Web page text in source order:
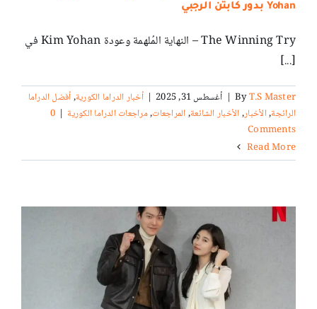
Yohan بدور كابتن الرجبي
The Winning Try – النهاية المُلهمة وعودة Kim Yohan في
[...]
ByT.S Master
| أغسطس 31, 2025 | أخبار الدراما الكورية,أفضل الدراما
الرائجة,الأخبار,الأخبار الشائعة,المراجعات,مراجعات الدراما الكورية |
0
Comments
Read More